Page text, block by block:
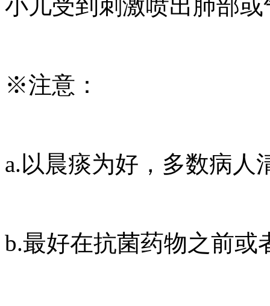
小儿受到刺激喷出肺部
※注意：
a.以晨痰为好，多数病人
b.最好在抗菌药物之前或